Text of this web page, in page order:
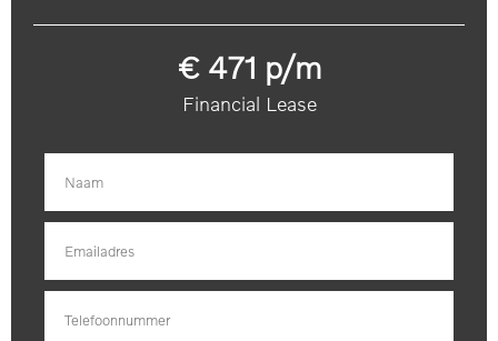
€ 471 p/m
Financial Lease